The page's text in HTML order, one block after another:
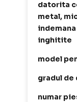
datorita
metal,
inghitite
model
gradul
numar